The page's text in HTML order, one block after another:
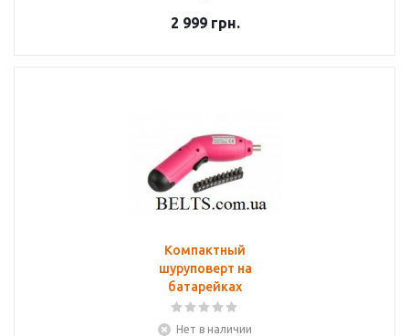
2 999грн.
Компактный
шуруповерт на
батарейках
Нет в наличии